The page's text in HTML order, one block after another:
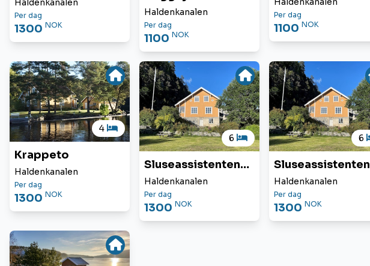
Per dag
1300 NOK
Haldenkanalen
Per dag
1100 NOK
Per dag
1100 NOK
4
Krappeto
Haldenkanalen
Per dag
1300 NOK
6
Sluseassistenten
nord
Haldenkanalen
Per dag
1300 NOK
6
Sluseassistenten
sør
Haldenkanalen
Per dag
1300 NOK